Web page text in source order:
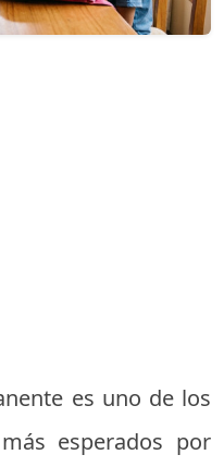
es uno de los
esperados por